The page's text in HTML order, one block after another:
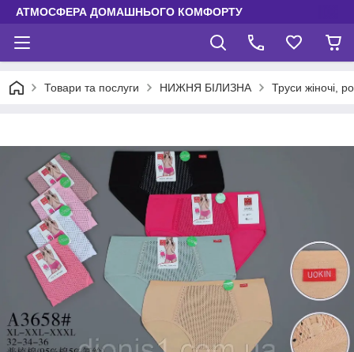
АТМОСФЕРА ДОМАШНЬОГО КОМФОРТУ
Товари та послуги НИЖНЯ БІЛИЗНА Труси жіночі,